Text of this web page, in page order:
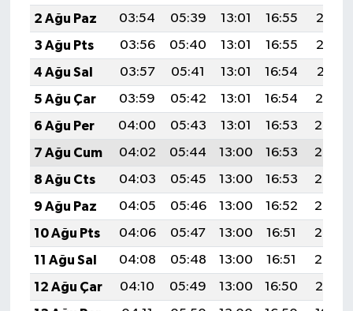
2 Ağu Paz
03:54 05:39 13:01 16:55
20:13
3 Ağu Pts
03:56 05:40 13:01 16:55
20:12
4 Ağu Sal
03:57 05:41 13:01 16:54
20:11
5 Ağu Çar
03:59 05:42 13:01 16:54
20:10
6 Ağu Per
04:00 05:43 13:01 16:53
20:08
7 Ağu Cum
04:02 05:44 13:00 16:53
20:07
8 Ağu Cts
04:03 05:45 13:00 16:53
20:06
9 Ağu Paz
04:05 05:46 13:00 16:52
20:05
10 Ağu Pts
04:06 05:47 13:00 16:51
20:03
11 Ağu Sal
04:08 05:48 13:00 16:51
20:02
12 Ağu Çar
04:10 05:49 13:00 16:50
20:01